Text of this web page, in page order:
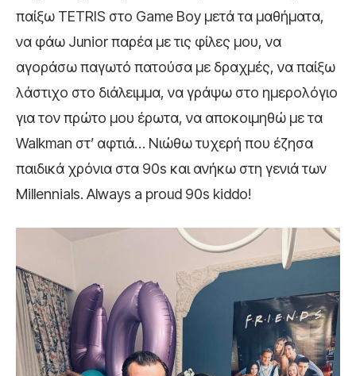
παίξω TETRIS στο Game Boy μετά τα μαθήματα,
να φάω Junior παρέα με τις φίλες μου, να
αγοράσω παγωτό πατούσα με δραχμές, να παίξω
λάστιχο στο διάλειμμα, να γράψω στο ημερολόγιο
για τον πρώτο μου έρωτα, να αποκοιμηθώ με τα
Walkman στ’ αφτιά… Νιώθω τυχερή που έζησα
παιδικά χρόνια στα 90s και ανήκω στη γενιά των
Millennials. Always a proud 90s kiddo!